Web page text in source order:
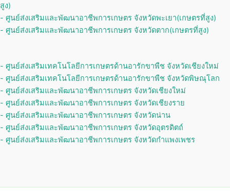
สูง)
- ศูนย์ส่งเสริมและพัฒนาอาชีพการเกษตร จังหวัดพะเยา(เกษตรที่สูง)
- ศูนย์ส่งเสริมและพัฒนาอาชีพการเกษตร จังหวัดตาก(เกษตรที่สูง)
- ศูนย์ส่งเสริมเทคโนโลยีการเกษตรด้านอารักขาพืช จังหวัดเชียงใหม่
- ศูนย์ส่งเสริมเทคโนโลยีการเกษตรด้านอารักขาพืช จังหวัดพิษณุโลก
- ศูนย์ส่งเสริมและพัฒนาอาชีพการเกษตร จังหวัดเชียงใหม่
- ศูนย์ส่งเสริมและพัฒนาอาชีพการเกษตร จังหวัดเชียงราย
- ศูนย์ส่งเสริมและพัฒนาอาชีพการเกษตร จังหวัดน่าน
- ศูนย์ส่งเสริมและพัฒนาอาชีพการเกษตร จังหวัดอุตรดิตถ์
- ศูนย์ส่งเสริมและพัฒนาอาชีพการเกษตร จังหวัดกำแพงเพชร